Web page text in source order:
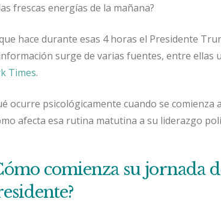
frescas energías de la mañana?
hace durante esas 4 horas el Presidente
surge de varias fuentes, entre ellas
Times.
ocurre psicológicamente cuando se comienza
afecta esa rutina matutina a su liderazgo
comienza su jornada